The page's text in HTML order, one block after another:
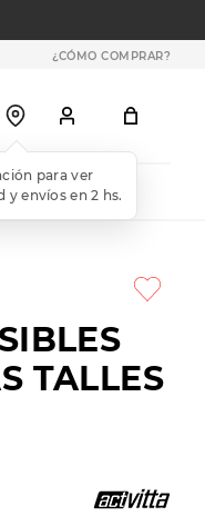
¿CÓMO COMPRAR?
TALLES